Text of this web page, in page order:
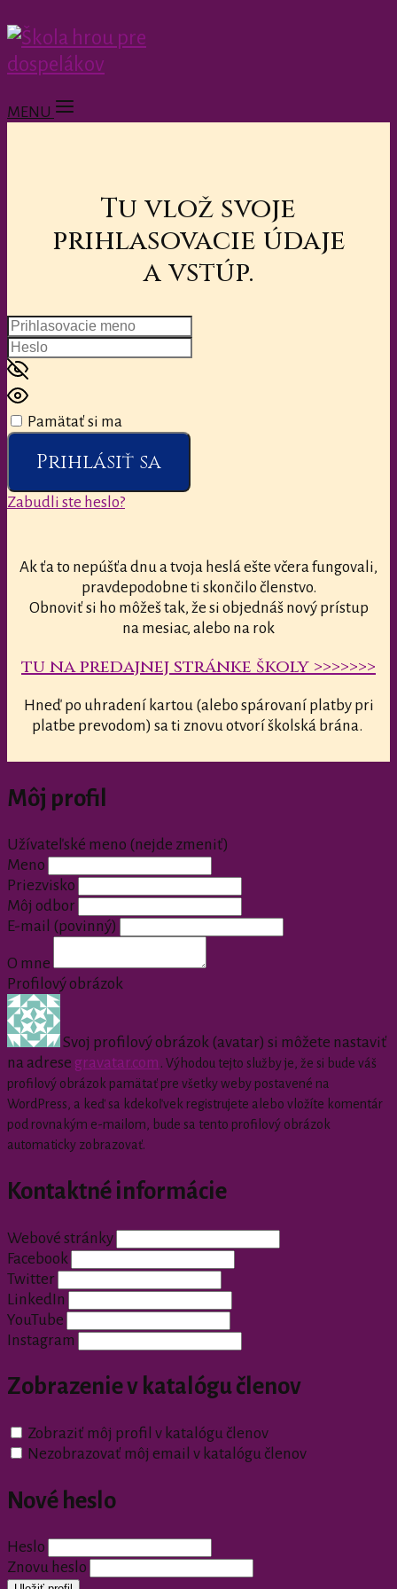
MENU
Tu vlož svoje
prihlasovacie údaje
a vstúp.
Pamätať si ma
Prihlásiť sa
Zabudli ste heslo?
Ak ťa to nepúšťa dnu a tvoja heslá ešte včera fungovali,
pravdepodobne ti skončilo členstvo.
Obnoviť si ho môžeš tak, že si objednáš nový prístup
na mesiac, alebo na rok
tu na predajnej stránke školy >>>>>>>
Hneď po uhradení kartou (alebo spárovaní platby pri
platbe prevodom) sa ti znovu otvorí školská brána.
Môj profil
Užívateľské meno (nejde zmeniť)
Meno
Priezvisko
Môj odbor
E-mail
(povinný)
O mne
Profilový obrázok
Svoj profilový obrázok (avatar) si môžete nastaviť
na adrese gravatar.com . Výhodou tejto služby je, že si bude váš
profilový obrázok pamätať pre všetky weby postavené na
WordPress, a keď sa kdekoľvek registrujete alebo vložíte komentár
pod rovnakým e-mailom, bude sa tento profilový obrázok
automaticky zobrazovať.
Kontaktné informácie
Webové stránky
Facebook
Twitter
LinkedIn
YouTube
Instagram
Zobrazenie v katalógu členov
Zobraziť môj profil v katalógu členov
Nezobrazovať môj email v katalógu členov
Nové heslo
Heslo
Znovu heslo